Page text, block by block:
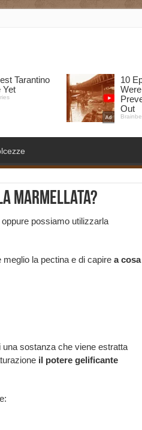
marmellata?
possiamo utilizzarla
la pectina e di capire a cosa
sostanza che viene estratta
il potere gelificante